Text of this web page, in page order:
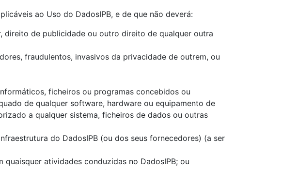
ao Uso do DadosIPB, e de que não deverá:
direito de publicidade ou outro direito de qualquer outra
fraudulentos, invasivos da privacidade de outrem, ou
ficheiros ou programas concebidos ou
de qualquer software, hardware ou equipamento de
a qualquer sistema, ficheiros de dados ou outras
do DadosIPB (ou dos seus fornecedores) (a ser
atividades conduzidas no DadosIPB; ou